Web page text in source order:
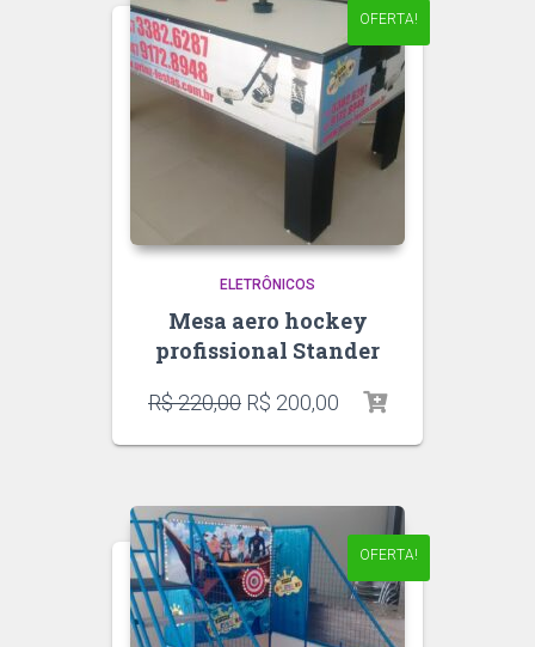
OFERTA!
ELETRÔNICOS
Mesa aero hockey
profissional Stander
R$220,00 R$ 200,00
OFERTA!